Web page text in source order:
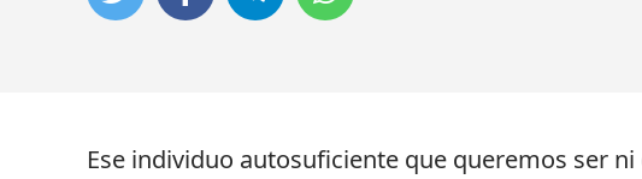
Ese individuo autosuficiente que queremos ser